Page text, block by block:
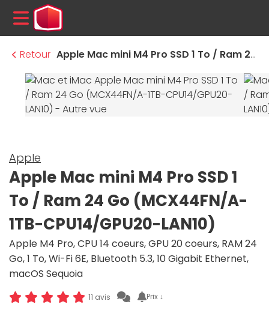
MENU
Retour
Apple Mac mini M4 Pro SSD 1 To / Ram 24 Go (MCX44FN/A-1TB-CPU14/GPU20-LAN10)
Apple
Apple Mac mini M4 Pro SSD 1
To / Ram 24 Go (MCX44FN/A-
1TB-CPU14/GPU20-LAN10)
Apple M4 Pro, CPU 14 coeurs, GPU 20 coeurs, RAM 24
Go, 1 To, Wi-Fi 6E, Bluetooth 5.3, 10 Gigabit Ethernet,
macOS Sequoia
11 avis Prix ↓